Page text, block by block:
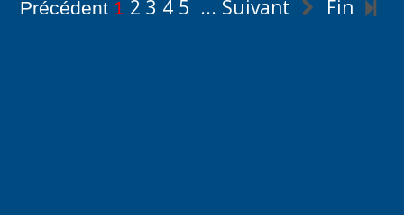
Précédent 1 2 3 4 5 ... Suivant Fin